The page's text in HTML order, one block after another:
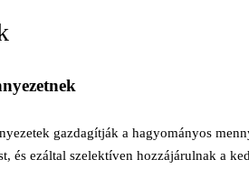
gazdagítják a hagyományos
és ezáltal szelektíven hozzájárulnak a